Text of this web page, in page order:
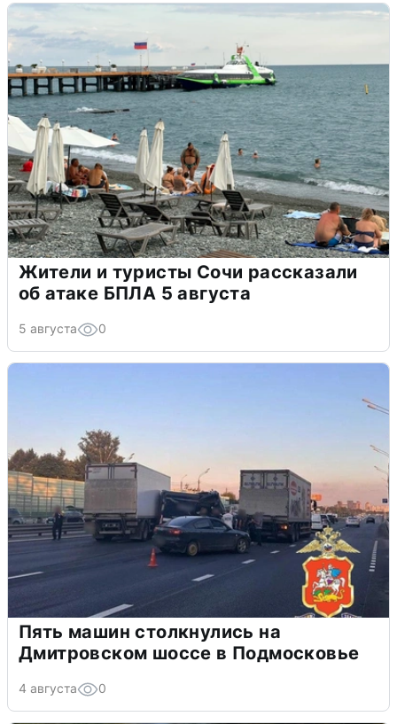
Жители и туристы Сочи рассказали
об атаке БПЛА 5 августа
5 августа 0
Пять машин столкнулись на
Дмитровском шоссе в Подмосковье
4 августа 0